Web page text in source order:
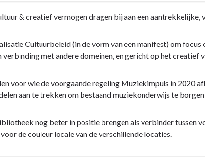
& creatief vermogen dragen bij aan een aantrekkelijke,
Cultuurbeleid (in de vorm van een manifest) om
verbinding met andere domeinen, en gericht op het creatief
voor wie de voorgaande regeling Muziekimpuls in 2020
aan te trekken om bestaand muziekonderwijs te
nog beter in positie brengen als verbinder tussen
de couleur locale van de verschillende locaties.